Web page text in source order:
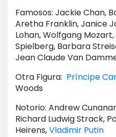
Famosos: Jackie Chan,
Aretha Franklin, Janice
Lohan, Wolfgang Mozart,
Spielberg, Barbara
Jean Claude Van
Otra Figura: Príncipe
Woods
Notorio: Andrew
Richard Ludwig Strack,
Heirens,Vladimir Putin